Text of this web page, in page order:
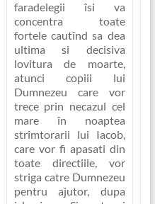
faradelegii îsi va
concentra toate
fortele cautînd sa dea
ultima si decisiva
lovitura de moarte,
atunci copiii lui
Dumnezeu care vor
trece prin necazul cel
mare în noaptea
strîmtorarii lui Iacob,
care vor fi apasati din
toate directiile, vor
striga catre Dumnezeu
pentru ajutor, dupa